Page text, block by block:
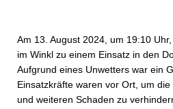
Am 13. August 2024, um 19:10
im Winkl zu einem Einsatz in den
Aufgrund eines Unwetters war ein
Einsatzkräfte waren vor Ort, um
und weiteren Schaden zu